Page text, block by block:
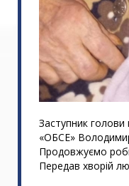
Заступник
«ОБСЕ»
Продовжуємо
Передав хворій